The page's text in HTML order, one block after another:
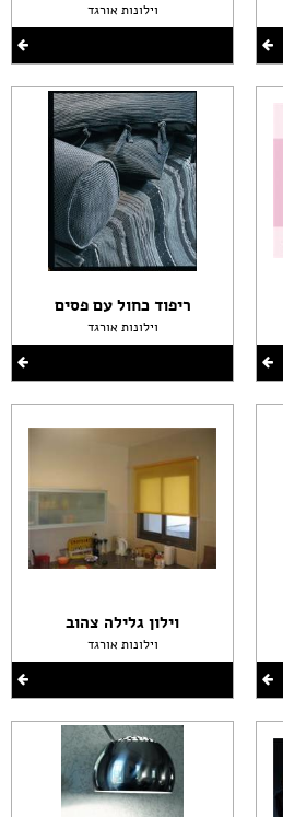
וילונות אורגד
ריפוד כחול עם פסים
וילונות אורגד
וילון גלילה צהוב
וילונות אורגד